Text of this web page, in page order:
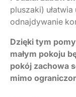
pluszaki)
odnajdywanie
Dzięki tym
małym pokoju
pokój zachowa
mimo